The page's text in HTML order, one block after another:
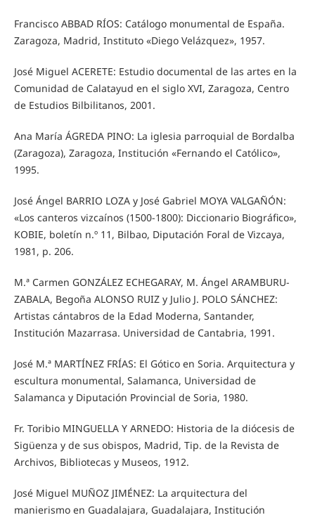
Francisco ABBAD RÍOS: Catálogo monumental de España.
Zaragoza, Madrid, Instituto «Diego Velázquez», 1957.
José Miguel ACERETE: Estudio documental de las artes en la
Comunidad de Calatayud en el siglo XVI, Zaragoza, Centro
de Estudios Bilbilitanos, 2001.
Ana María ÁGREDA PINO: La iglesia parroquial de Bordalba
(Zaragoza), Zaragoza, Institución «Fernando el Católico»,
1995.
José Ángel BARRIO LOZA y José Gabriel MOYA VALGAÑÓN:
«Los canteros vizcaínos (1500-1800): Diccionario Biográfico»,
KOBIE, boletín n.º 11, Bilbao, Diputación Foral de Vizcaya,
1981, p. 206.
M.ª Carmen GONZÁLEZ ECHEGARAY, M. Ángel ARAMBURU-
ZABALA, Begoña ALONSO RUIZ y Julio J. POLO SÁNCHEZ:
Artistas cántabros de la Edad Moderna, Santander,
Institución Mazarrasa. Universidad de Cantabria, 1991.
José M.ª MARTÍNEZ FRÍAS: El Gótico en Soria. Arquitectura y
escultura monumental, Salamanca, Universidad de
Salamanca y Diputación Provincial de Soria, 1980.
Fr. Toribio MINGUELLA Y ARNEDO: Historia de la diócesis de
Sigüenza y de sus obispos, Madrid, Tip. de la Revista de
Archivos, Bibliotecas y Museos, 1912.
José Miguel MUÑOZ JIMÉNEZ: La arquitectura del
manierismo en Guadalajara, Guadalajara, Institución